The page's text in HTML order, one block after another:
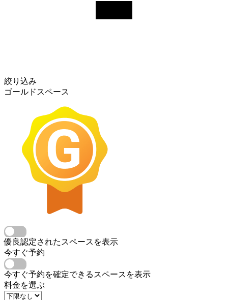
絞り込み
ゴールドスペース
優良認定されたスペースを表示
今すぐ予約
今すぐ予約を確定できるスペースを表示
料金を選ぶ